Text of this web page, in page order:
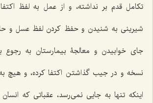
تکامل قدم بر نداشته، و از عمل به لفظ
شیرینی به شنیدن و حفظ کردن لفظ عسل و
جای خوابیدن و معالجۀ بیمارستان به
نسخه و در جیب گذاشتن اکتفا کرده، و هیچ
اینکه تنها به جایی نمی‌رسد، عقباتی که